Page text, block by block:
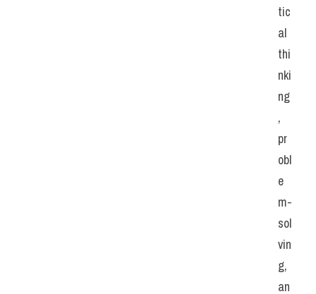
tic
al
thi
nki
ng
,
pr
obl
e
m-
sol
vin
g,
an